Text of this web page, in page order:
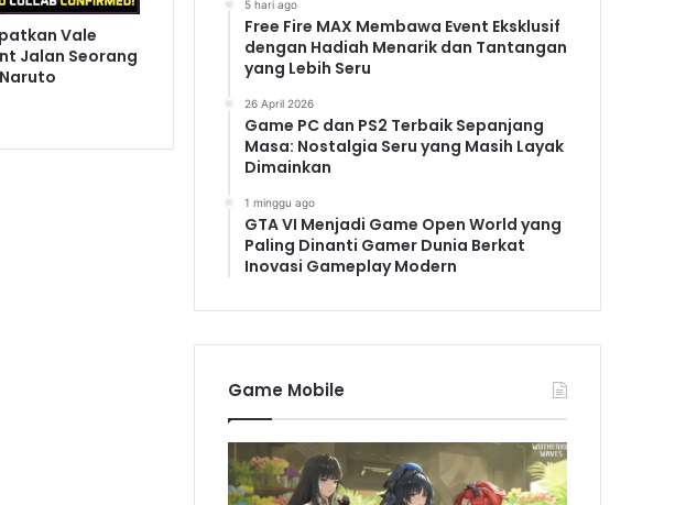
Vale
Jalan Seorang
Naruto
5 hari ago
Free Fire MAX Membawa Event Eksklusif
dengan Hadiah Menarik dan Tantangan
yang Lebih Seru
26 April 2026
Game PC dan PS2 Terbaik Sepanjang
Masa: Nostalgia Seru yang Masih Layak
Dimainkan
1 minggu ago
GTA VI Menjadi Game Open World yang
Paling Dinanti Gamer Dunia Berkat
Inovasi Gameplay Modern
Game Mobile